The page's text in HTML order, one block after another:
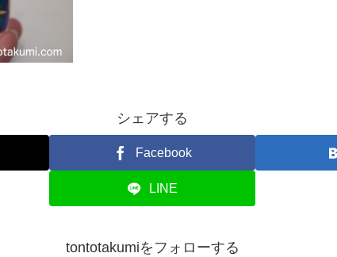
シェアする
Facebook
LINE
tontotakumiをフォローする